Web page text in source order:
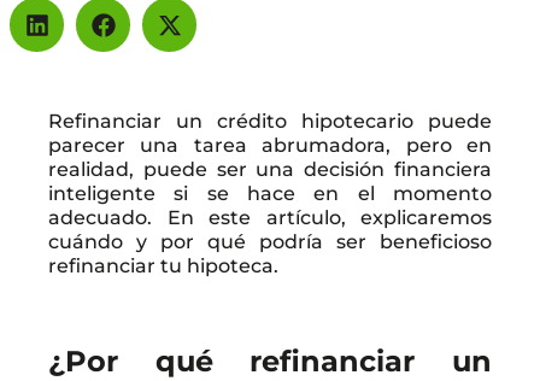
Refinanciar un crédito hipotecario puede
parecer una tarea abrumadora, pero en
realidad, puede ser una decisión financiera
inteligente si se hace en el momento
adecuado. En este artículo, explicaremos
cuándo y por qué podría ser beneficioso
refinanciar tu hipoteca.
¿Por qué refinanciar un